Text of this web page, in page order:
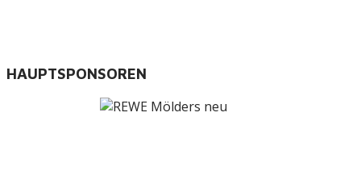
HAUPTSPONSOREN